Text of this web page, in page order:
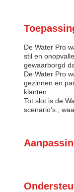
De Water Pro
stil en
gewaarborgd
De Water Pro
gezinnen en
klanten.
Tot slot is de
scenario's.,